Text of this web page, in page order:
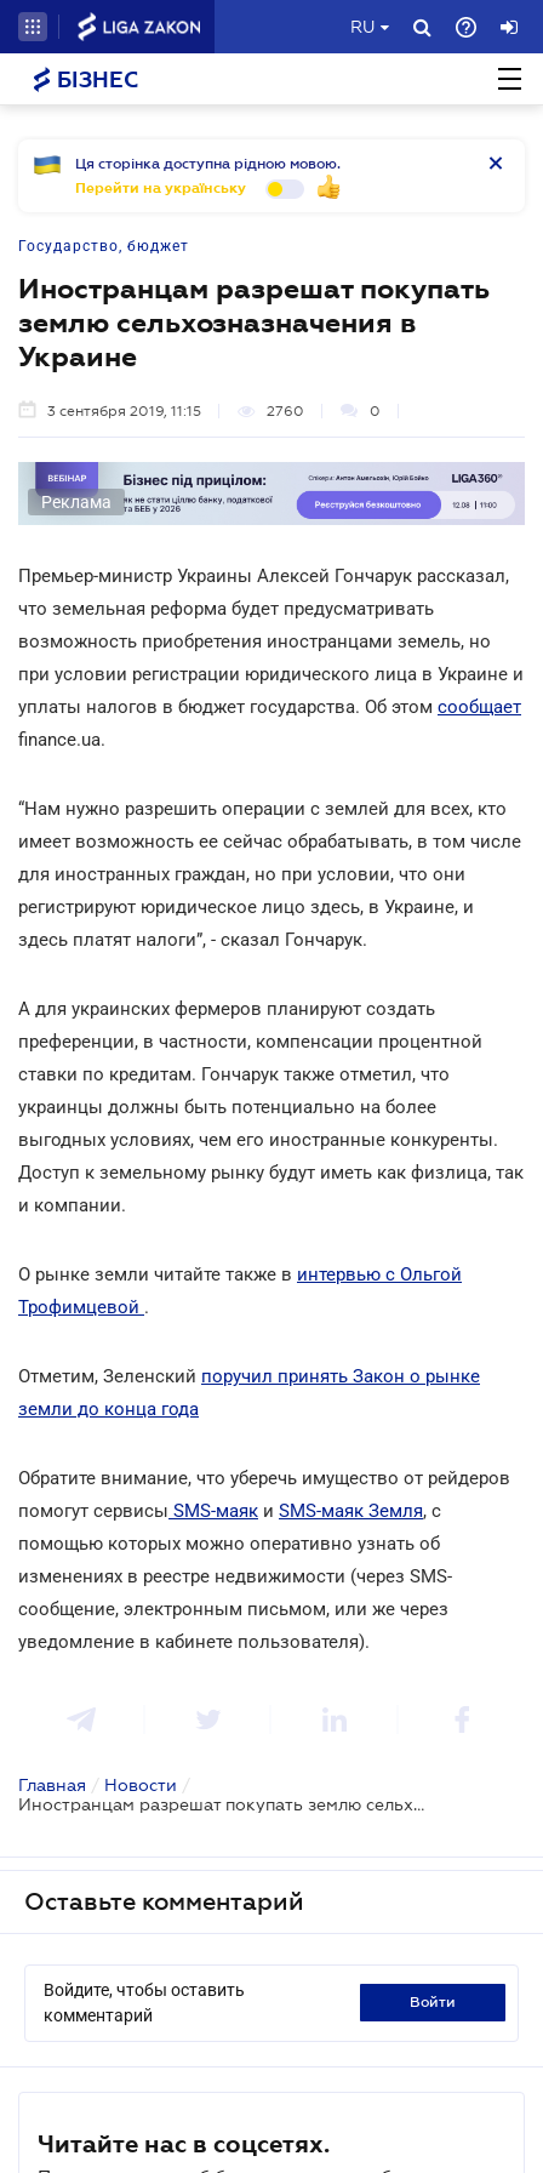
RU
БІЗНЕС
Ця сторінка доступна рідною мовою.
Перейти на українську
Государство, бюджет
Иностранцам разрешат покупать
землю сельхозназначения в
Украине
3 сентября 2019, 11:15 2760 0
Реклама
Премьер-министр Украины Алексей Гончарук рассказал,
что земельная реформа будет предусматривать
возможность приобретения иностранцами земель, но
при условии регистрации юридического лица в Украине и
уплаты налогов в бюджет государства. Об этом сообщает
finance.ua.
“Нам нужно разрешить операции с землей для всех, кто
имеет возможность ее сейчас обрабатывать, в том числе
для иностранных граждан, но при условии, что они
регистрируют юридическое лицо здесь, в Украине, и
здесь платят налоги”, - сказал Гончарук.
А для украинских фермеров планируют создать
преференции, в частности, компенсации процентной
ставки по кредитам. Гончарук также отметил, что
украинцы должны быть потенциально на более
выгодных условиях, чем его иностранные конкуренты.
Доступ к земельному рынку будут иметь как физлица, так
и компании.
О рынке земли читайте также в интервью с Ольгой
Трофимцевой .
Отметим, Зеленский поручил принять Закон о рынке
земли до конца года
Обратите внимание, что уберечь имущество от рейдеров
помогут сервисы SMS-маяк и SMS-маяк Земля, с
помощью которых можно оперативно узнать об
изменениях в реестре недвижимости (через SMS-
сообщение, электронным письмом, или же через
уведомление в кабинете пользователя).
Главная / Новости /
Иностранцам разрешат покупать землю сельхозназначения в Украине
Оставьте комментарий
Войдите, чтобы оставить
комментарий
войти
Читайте нас в соцсетях.